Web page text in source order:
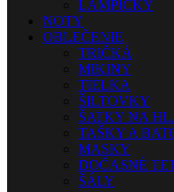
LAMPIČKY
NOTY
OBLEČENIE
TRIČKÁ
MIKINY
TIELKA
ŠILTOVKY
ŠATKY NA
TAŠKY A
MASKY
DOČASNÉ
ŠÁLY